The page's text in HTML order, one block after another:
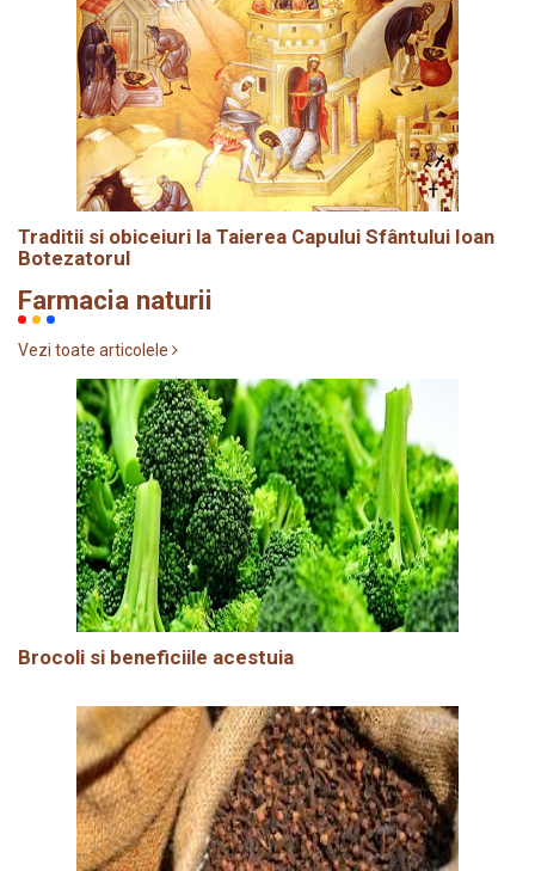
Traditii si obiceiuri la Taierea Capului Sfântului Ioan
Botezatorul
Farmacia naturii
Vezi toate articolele
Brocoli si beneficiile acestuia